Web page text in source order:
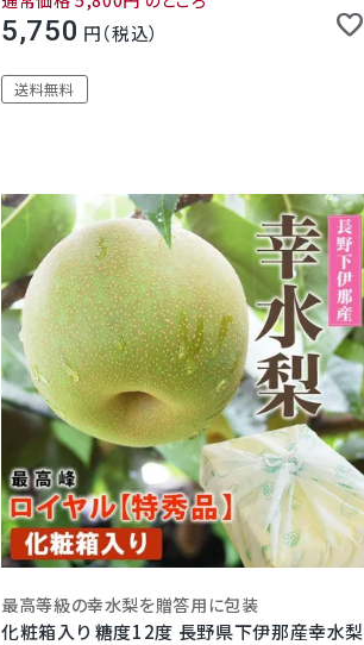
5,750 税込
送料無料
最高等級の幸水梨を贈答用に包装
化粧箱入り 糖度12度 長野県下伊那産幸水梨